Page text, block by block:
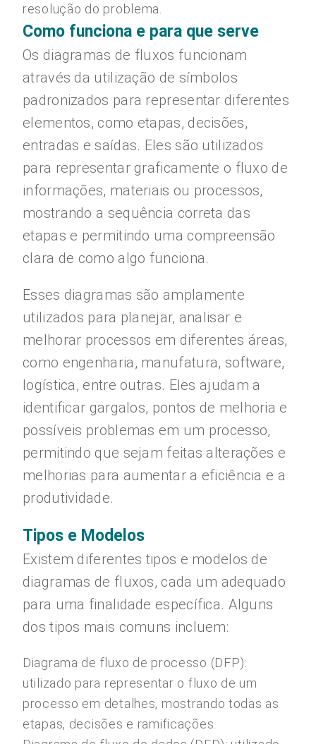
resolução do problema.
Como funciona e para que serve
Os diagramas de fluxos funcionam
através da utilização de símbolos
padronizados para representar diferentes
elementos, como etapas, decisões,
entradas e saídas. Eles são utilizados
para representar graficamente o fluxo de
informações, materiais ou processos,
mostrando a sequência correta das
etapas e permitindo uma compreensão
clara de como algo funciona.
Esses diagramas são amplamente
utilizados para planejar, analisar e
melhorar processos em diferentes áreas,
como engenharia, manufatura, software,
logística, entre outras. Eles ajudam a
identificar gargalos, pontos de melhoria e
possíveis problemas em um processo,
permitindo que sejam feitas alterações e
melhorias para aumentar a eficiência e a
produtividade.
Tipos e Modelos
Existem diferentes tipos e modelos de
diagramas de fluxos, cada um adequado
para uma finalidade específica. Alguns
dos tipos mais comuns incluem:
Diagrama de fluxo de processo (DFP):
utilizado para representar o fluxo de um
processo em detalhes, mostrando todas as
etapas, decisões e ramificações.